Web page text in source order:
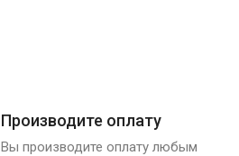
Производите оплату
Вы производите оплату любым